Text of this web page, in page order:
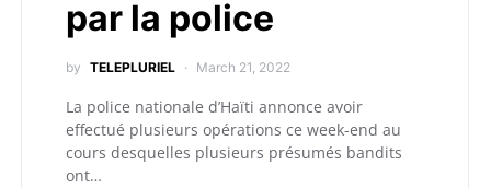
par la police
by TELEPLURIEL March 21, 2022
La police nationale d’Haïti annonce avoir
effectué plusieurs opérations ce week-end au
cours desquelles plusieurs présumés bandits
ont…